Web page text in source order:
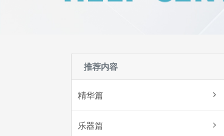
推荐内容
精华篇
乐器篇